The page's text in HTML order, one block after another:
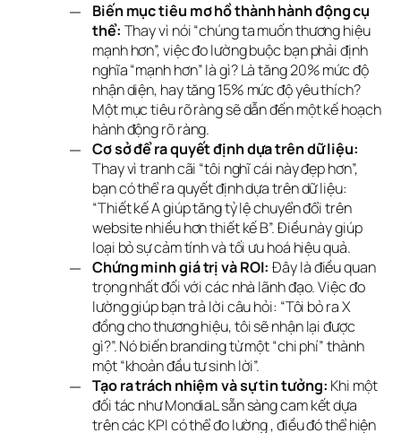
Biến mục tiêu mơ hồ thành hành động cụ
thể: Thay vì nói “chúng ta muốn thương hiệu
mạnh hơn”, việc đo lường buộc bạn phải định
nghĩa “mạnh hơn” là gì? Là tăng 20% mức độ
nhận diện, hay tăng 15% mức độ yêu thích?
Một mục tiêu rõ ràng sẽ dẫn đến một kế hoạch
hành động rõ ràng.
Cơ sở để ra quyết định dựa trên dữ liệu:
Thay vì tranh cãi “tôi nghĩ cái này đẹp hơn”,
bạn có thể ra quyết định dựa trên dữ liệu:
“Thiết kế A giúp tăng tỷ lệ chuyển đổi trên
website nhiều hơn thiết kế B”. Điều này giúp
loại bỏ sự cảm tính và tối ưu hoá hiệu quả.
Chứng minh giá trị và ROI: Đây là điều quan
trọng nhất đối với các nhà lãnh đạo. Việc đo
lường giúp bạn trả lời câu hỏi: “Tôi bỏ ra X
đồng cho thương hiệu, tôi sẽ nhận lại được
gì?”. Nó biến branding từ một “chi phí” thành
một “khoản đầu tư sinh lời”.
Tạo ra trách nhiệm và sự tin tưởng: Khi một
đối tác như MondiaL sẵn sàng cam kết dựa
trên các KPI có thể đo lường , điều đó thể hiện